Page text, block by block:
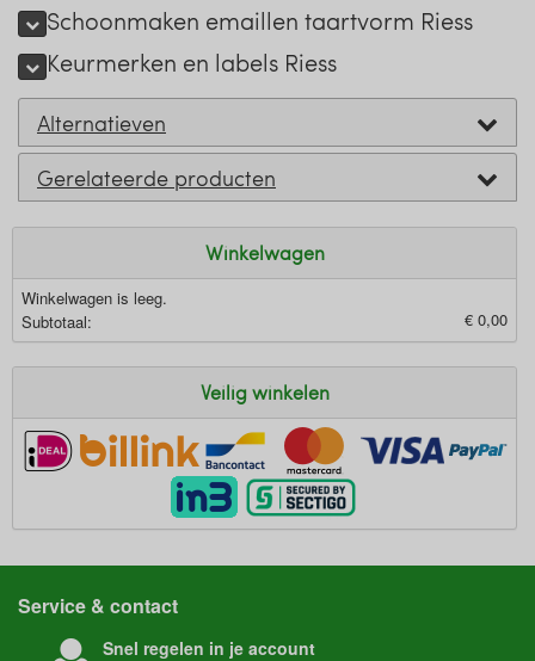
Schoonmaken emaillen taartvorm Riess
Keurmerken en labels Riess
Alternatieven
Gerelateerde producten
Winkelwagen
Winkelwagen is leeg.
Subtotaal:
€ 0,00
Veilig winkelen
Service & contact
Snel regelen in je account